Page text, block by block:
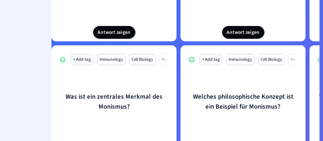
Antwort zeigen Antwort zeigen
+ Add tag Immunology Cell Biology Mo
Was ist ein zentrales Merkmal des
Monismus?
+ Add tag Immunology Cell Biology Mo
Welches philosophische Konzept ist
ein Beispiel für Monismus?